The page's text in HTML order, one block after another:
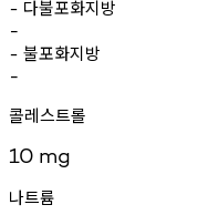
- 다불포화지방
-
- 불포화지방
-
콜레스트롤
10 mg
나트륨